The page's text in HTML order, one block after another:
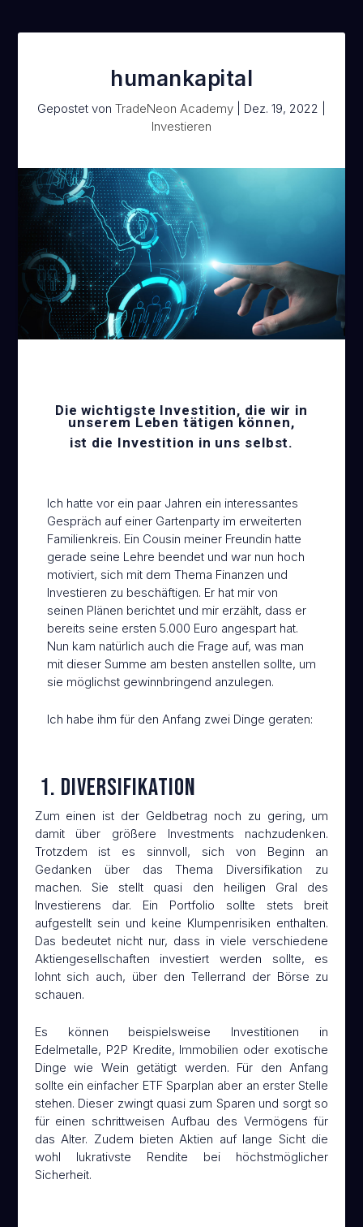
humankapital
Gepostet von TradeNeon Academy Dez. 19, 2022
Investieren
Die wichtigste Investition, die wir in
unserem Leben tätigen können,
ist die Investition in uns selbst.
Ich hatte vor ein paar Jahren ein interessantes
Gespräch auf einer Gartenparty im erweiterten
Familienkreis. Ein Cousin meiner Freundin hatte
gerade seine Lehre beendet und war nun hoch
motiviert, sich mit dem Thema Finanzen und
Investieren zu beschäftigen. Er hat mir von
seinen Plänen berichtet und mir erzählt, dass er
bereits seine ersten 5.000 Euro angespart hat.
Nun kam natürlich auch die Frage auf, was man
mit dieser Summe am besten anstellen sollte, um
sie möglichst gewinnbringend anzulegen.
Ich habe ihm für den Anfang zwei Dinge geraten:
1. Diversifikation
Zum einen ist der Geldbetrag noch zu gering, um
damit über größere Investments nachzudenken.
Trotzdem ist es sinnvoll, sich von Beginn an
Gedanken über das Thema Diversifikation zu
machen. Sie stellt quasi den heiligen Gral des
Investierens dar. Ein Portfolio sollte stets breit
aufgestellt sein und keine Klumpenrisiken enthalten.
Das bedeutet nicht nur, dass in viele verschiedene
Aktiengesellschaften investiert werden sollte, es
lohnt sich auch, über den Tellerrand der Börse zu
schauen.
Es können beispielsweise Investitionen in
Edelmetalle, P2P Kredite, Immobilien oder exotische
Dinge wie Wein getätigt werden. Für den Anfang
sollte ein einfacher ETF Sparplan aber an erster Stelle
stehen. Dieser zwingt quasi zum Sparen und sorgt so
für einen schrittweisen Aufbau des Vermögens für
das Alter. Zudem bieten Aktien auf lange Sicht die
wohl lukrativste Rendite bei höchstmöglicher
Sicherheit.